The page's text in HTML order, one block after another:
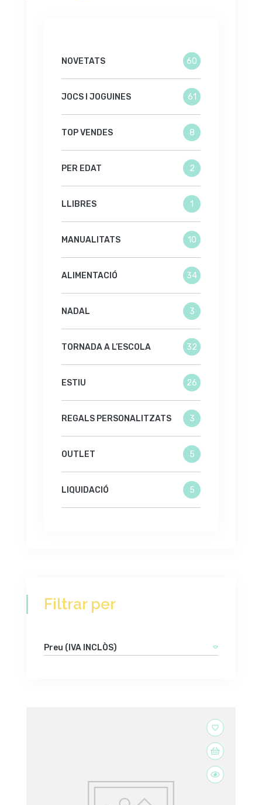
Filtrar per
Preu (IVA INCLÒS)
favorite_border
NOVETATS 60
JOCS I JOGUINES 61
TOP VENDES 8
PER EDAT 2
LLIBRES 1
MANUALITATS 10
ALIMENTACIÓ 34
NADAL 3
TORNADA A L’ESCOLA 32
ESTIU 26
REGALS PERSONALITZATS 3
OUTLET 5
LIQUIDACIÓ 5